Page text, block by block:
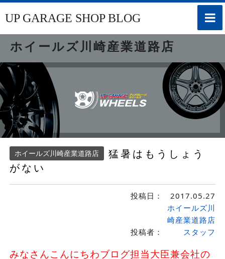
toggle
UP GARAGE SHOP BLOG
ホイールズ川崎産業道路店
ホイールズ川崎産業道路店
猛暑はもうしょう
がない
投稿日： 2017.05.27
投稿者：
ホイールズ川
崎産業道路店
スタッフ
みなさんこんにちわブログ担当大臣兼会社の